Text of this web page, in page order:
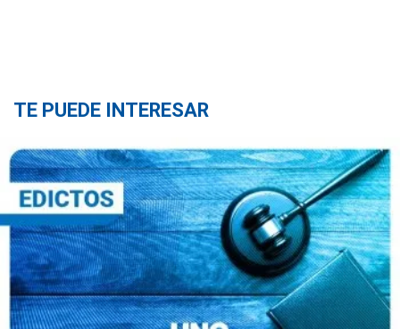
TE PUEDE INTERESAR